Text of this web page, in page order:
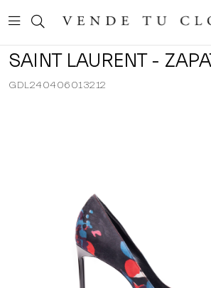
SAINT LAURENT -
GDL240406013212